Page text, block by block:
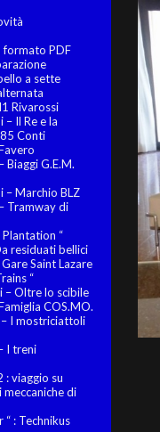
formato PDF
a sette
Rivarossi
– Il Re e la
Conti
Biaggi G.E.M.
– Marchio BLZ
Tramway di
Plantation “
residuati bellici
Saint Lazare
“
– Oltre lo scibile
COS.MO.
I mostriciattoli
I treni
: viaggio su
di
“ : Technikus